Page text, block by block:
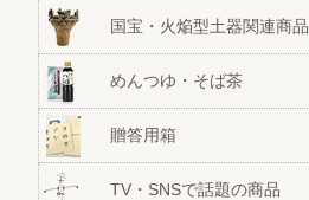
国宝・火焔型土器関連商品
めんつゆ・そば茶
贈答用箱
TV・SNSで話題の商品